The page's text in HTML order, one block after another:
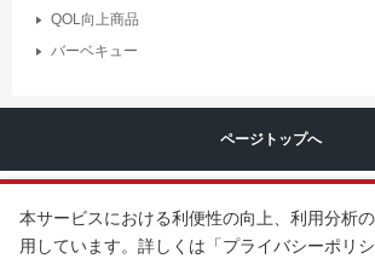
QOL向上商品
バーベキュー
ページトップへ
本サービスにおける利便性の向上、利用分析
用しています。詳しくは「プライバシーポリ